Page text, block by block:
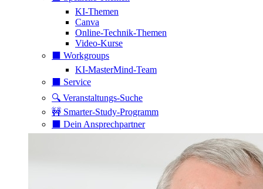
KI-Themen
Canva
Online-Technik-Themen
Video-Kurse
⬛️ Workgroups
KI-MasterMind-Team
⬛️ Service
🔍 Veranstaltungs-Suche
🚧 Smarter-Study-Programm
⬛️ Dein Ansprechpartner